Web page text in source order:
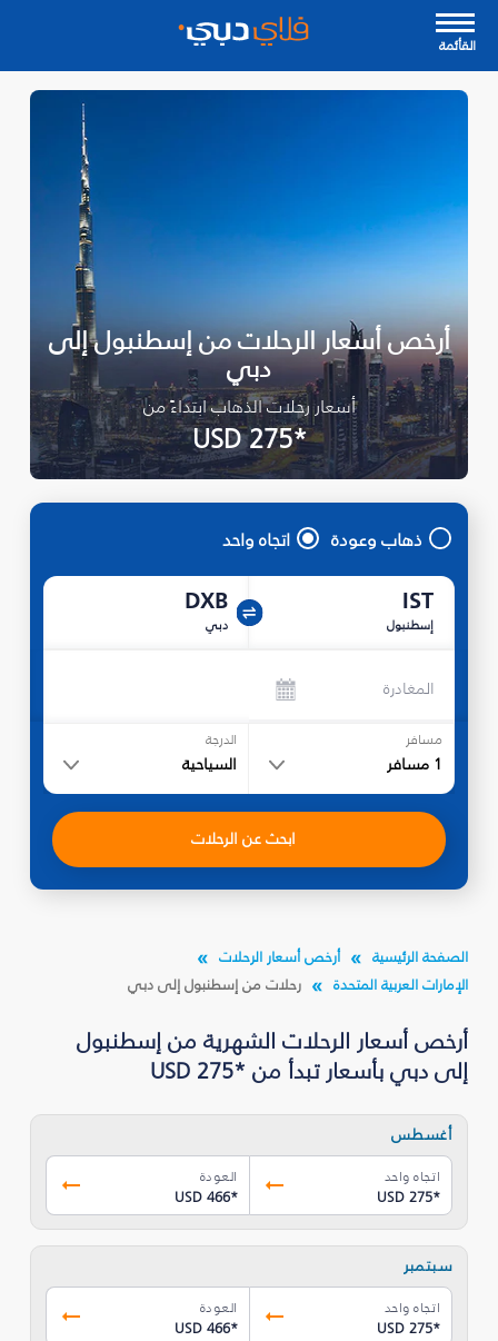
القأئمة
أرخص أسعار الرحلات من إسطنبول إلى
دبي
أسعار رحلات الذهاب ابتداءً من
*USD 275
ذهاب وعودة اتجاه واحد
IST
إسطنبول
DXB
دبي
المغادرة
مسافر
1 مسافر
الدرجة
السياحية
ابحث عن الرحلات
الصفحة الرئيسية
أرخص أسعار الرحلات
الإمارات العربية المتحدة
رحلات من إسطنبول إلى دبي
أرخص أسعار الرحلات الشهرية من إسطنبول
إلى دبي بأسعار تبدأ من *USD 275
أغسطس
اتجاه واحد
USD 275*
العودة
USD 466*
سبتمبر
اتجاه واحد
USD 275*
العودة
USD 466*